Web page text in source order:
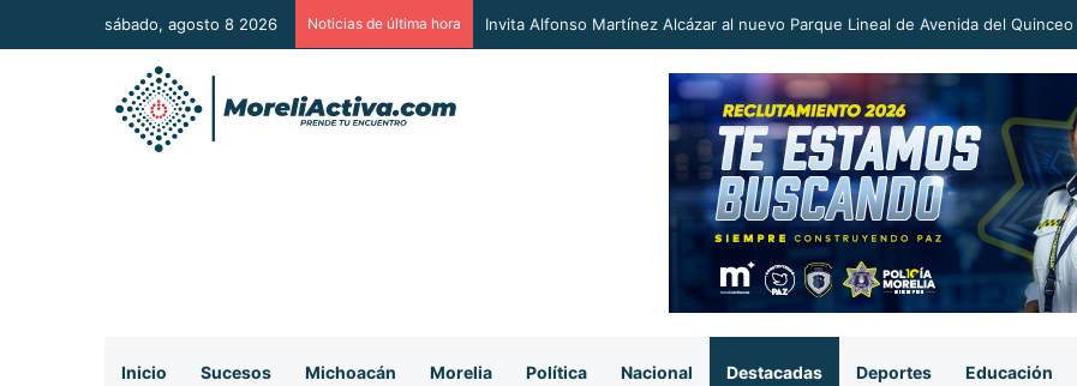
sábado, agosto 8 2026 Noticias de última hora Vinculan a proceso al «R1» por homicidio del ex alcalde Carlos Manzo
Inicio Sucesos Michoacán Morelia Política Nacional Destacadas Deportes Educación